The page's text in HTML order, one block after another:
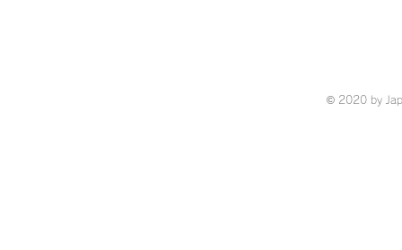
© 2020 by